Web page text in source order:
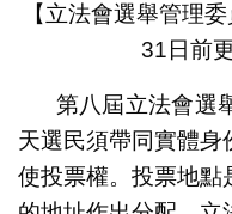
【立法會選舉管理
31日前
第八屆立法會選
天選民須帶同實體
使投票權。投票地點